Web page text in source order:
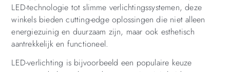
LED-technologie tot slimme verlichtingssystemen, deze
winkels bieden cutting-edge oplossingen die niet alleen
energiezuinig en duurzaam zijn, maar ook esthetisch
aantrekkelijk en functioneel.
LED-verlichting is bijvoorbeeld een populaire keuze